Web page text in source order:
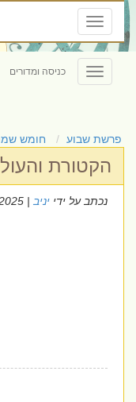
Toggle
navigation
Toggle
navigation
כניסה ומדורים
פרשת שבוע חומש שמות
הקטורת והעולם
נכתב על ידייניב| 9/8/2025